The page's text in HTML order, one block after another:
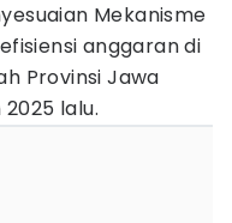
Mekanisme
anggaran di
Provinsi Jawa
lalu.